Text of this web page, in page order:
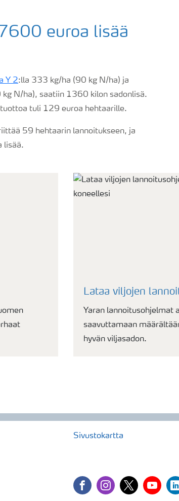
euroa lisää
Y 2:lla 333 kg/ha (90 kg N/ha) ja
N/ha), saatiin 1360 kilon sadonlisä.
tuli 129 euroa hehtaarille.
59 hehtaarin lannoitukseen, ja
lisää.
Lataa viljojen
Yaran lannoitusohjelmat
saavuttamaan
hyvän viljasadon.
Sivustokartta
facebookinstagram
twitteryoutube